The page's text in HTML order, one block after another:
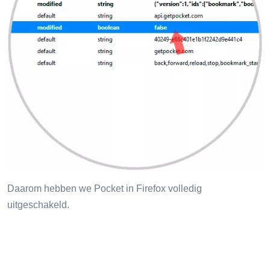
Daarom hebben we Pocket in Firefox volledig
uitgeschakeld.